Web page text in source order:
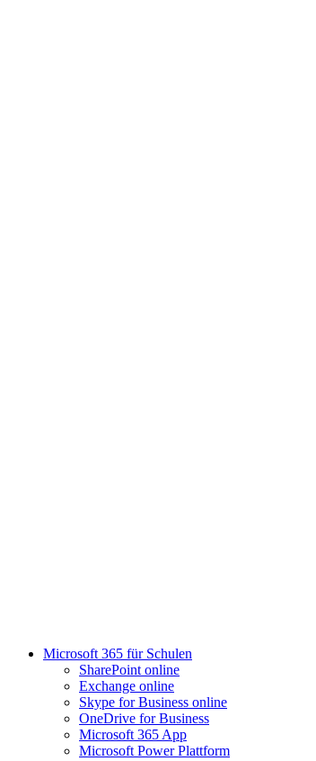
Microsoft 365 für Schulen​
SharePoint online
Exchange online
Skype for Business online
OneDrive for Business
Microsoft 365 App
Microsoft Power Plattform